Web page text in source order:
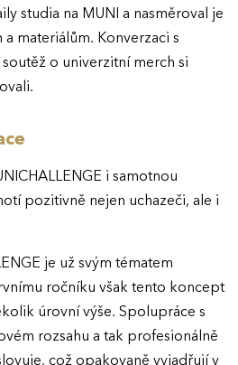
studia na MUNI a nasměroval je
materiálům. Konverzaci s
o univerzitní merch si
i samotnou
pozitivně nejen uchazeči, ale i
je už svým tématem
ročníku však tento koncept
úrovní výše. Spolupráce s
rozsahu a tak profesionálně
což opakovaně vyjadřují v